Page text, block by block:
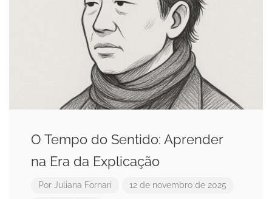
O Tempo do Sentido: Aprender
na Era da Explicação
Por Juliana Fornari 12 de novembro de 2025